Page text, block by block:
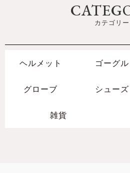
カテゴリー
ヘルメット ゴーグル
グローブ シューズ
雑貨